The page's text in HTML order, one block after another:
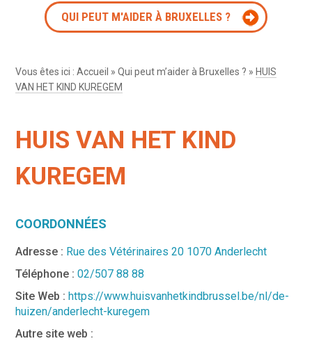
QUI PEUT M'AIDER À BRUXELLES ?
Vous êtes ici :Accueil »Qui peut m’aider à Bruxelles ? » HUIS
VAN HET KIND KUREGEM
HUIS VAN HET KIND
KUREGEM
COORDONNÉES
Adresse : Rue des Vétérinaires 20 1070 Anderlecht
Téléphone :02/507 88 88
Site Web : https://www.huisvanhetkindbrussel.be/nl/de-
huizen/anderlecht-kuregem
Autre site web :